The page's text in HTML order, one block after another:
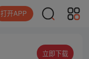
打开APP
立即下载